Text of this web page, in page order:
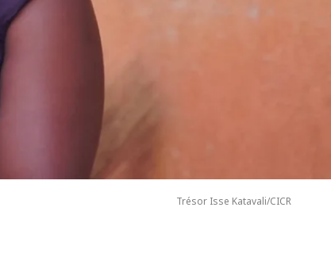
Trésor Isse Katavali/CICR